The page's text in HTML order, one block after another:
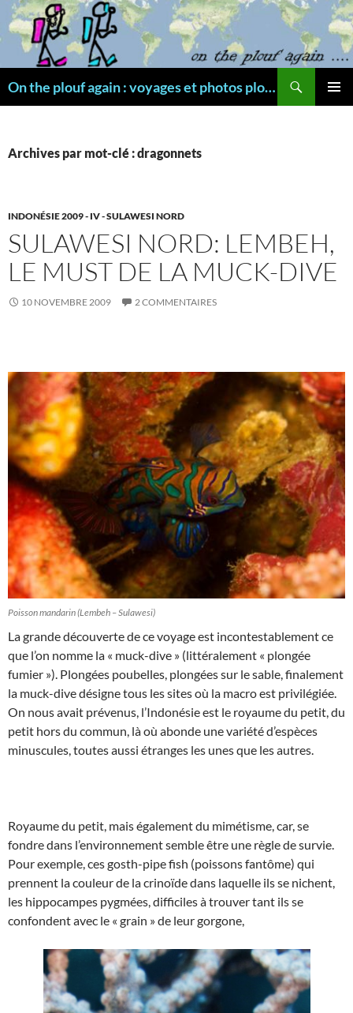
Aller
au
contenu
On the plouf again : voyages et photos plongée
Archives par mot-clé : dragonnets
INDONÉSIE 2009 - IV - SULAWESI NORD
SULAWESI NORD: LEMBEH,
LE MUST DE LA MUCK-DIVE
10 NOVEMBRE 2009 2 COMMENTAIRES
Poisson mandarin (Lembeh – Sulawesi)
La grande découverte de ce voyage est incontestablement ce
que l’on nomme la « muck-dive » (littéralement « plongée
fumier »). Plongées poubelles, plongées sur le sable, finalement
la muck-dive désigne tous les sites où la macro est privilégiée.
On nous avait prévenus, l’Indonésie est le royaume du petit, du
petit hors du commun, là où abonde une variété d’espèces
minuscules, toutes aussi étranges les unes que les autres.
Royaume du petit, mais également du mimétisme, car, se
fondre dans l’environnement semble être une règle de survie.
Pour exemple, ces gosth-pipe fish (poissons fantôme) qui
prennent la couleur de la crinoïde dans laquelle ils se nichent,
les hippocampes pygmées, difficiles à trouver tant ils se
confondent avec le « grain » de leur gorgone,